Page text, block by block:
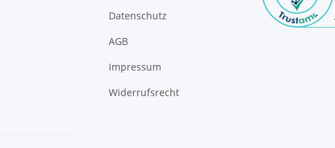
Datenschutz
AGB
Impressum
Widerrufsrecht